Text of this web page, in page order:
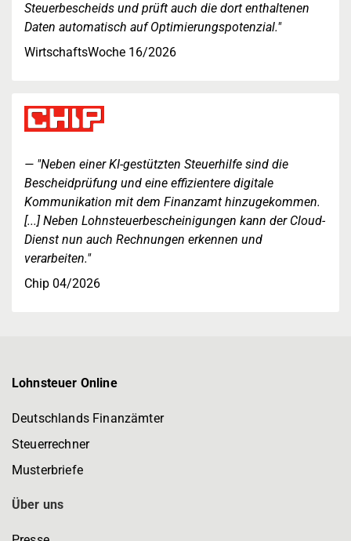
Steuerbescheids und prüft auch die dort enthaltenen
Daten automatisch auf Optimierungspotenzial."
WirtschaftsWoche 16/2026
"Neben einer KI-gestützten Steuerhilfe sind die
Bescheidprüfung und eine effizientere digitale
Kommunikation mit dem Finanzamt hinzugekommen.
[...] Neben Lohnsteuerbescheinigungen kann der Cloud-
Dienst nun auch Rechnungen erkennen und
verarbeiten."
Chip 04/2026
Lohnsteuer Online
Deutschlands Finanzämter
Steuerrechner
Musterbriefe
Über uns